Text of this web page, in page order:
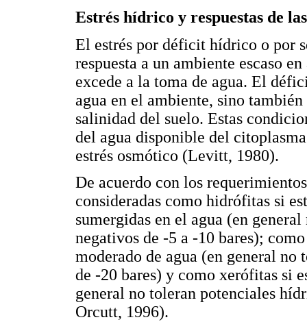
Estrés hídrico y respuestas de
El estrés por déficit hídrico o por
respuesta a un ambiente escaso
excede a la toma de agua. El
agua en el ambiente, sino
salinidad del suelo. Estas
del agua disponible del
estrés osmótico (Levitt, 1980).
De acuerdo con los
consideradas como hidrófitas si
sumergidas en el agua (en
negativos de -5 a -10 bares);
moderado de agua (en general
de -20 bares) y como xerófitas si
general no toleran potenciales
Orcutt, 1996).